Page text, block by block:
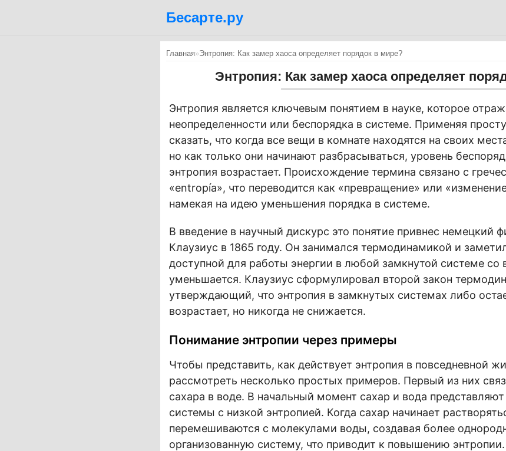
Бесарте.ру
Главная»Энтропия: Как замер хаоса определяет порядок в мире?
Энтропия: Как замер хаоса определяет
Энтропия является ключевым понятием в науке, которое
неопределенности или беспорядка в системе. Применяя
сказать, что когда все вещи в комнате находятся на своих
но как только они начинают разбрасываться, уровень
энтропия возрастает. Происхождение термина связано с
«entropía», что переводится как «превращение» или
намекая на идею уменьшения порядка в системе.
В введение в научный дискурс это понятие привнес немецкий
Клаузиус в 1865 году. Он занимался термодинамикой и
доступной для работы энергии в любой замкнутой системе со
уменьшается. Клаузиус сформулировал второй закон
утверждающий, что энтропия в замкнутых системах либо
возрастает, но никогда не снижается.
Понимание энтропии через примеры
Чтобы представить, как действует энтропия в повседневной
рассмотреть несколько простых примеров. Первый из них
сахара в воде. В начальный момент сахар и вода
системы с низкой энтропией. Когда сахар начинает
перемешиваются с молекулами воды, создавая более
организованную систему, что приводит к повышению энтропии.